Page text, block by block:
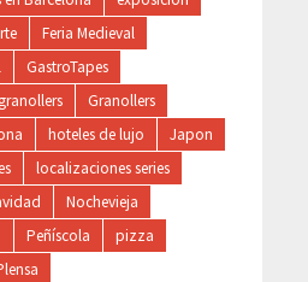
Feria Medieval
GastroTapes
Granollers
hoteles de lujo
Japon
localizaciones series
Nochevieja
Peñíscola
pizza